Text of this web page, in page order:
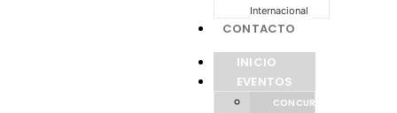
Internacional
CONTACTO
INICIO
EVENTOS
CONCURSO